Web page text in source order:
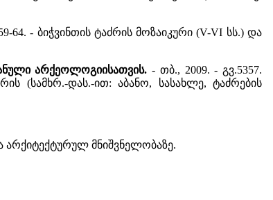
64. - ბიჭვინთის ტაძრის მოზაიკური (V-VI სს.) და
არქეოლოგიისათვის.- თბ., 2009. - გვ.5357.
(სამხრ.-დას.-ით: აბანო, სასახლე, ტაძრების
არქიტექტურულ მნიშვნელობაზე.